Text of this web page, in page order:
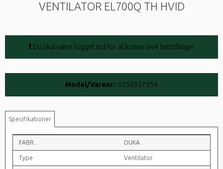
VENTILATOR EL700Q TH HVID
Du skal være logget ind for at kunne lave bestillinger
Model/Varenr.: 0350327354
Specifikationer
FABR. DUKA
Type Ventilator